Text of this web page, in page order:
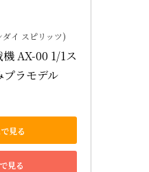
イ スピリッツ)
AX-00 1/1ス
プラモデル
見る
見る